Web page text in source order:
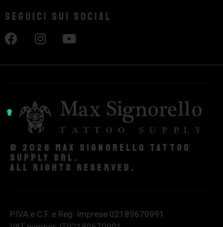
Seguici sui social
© 2026 Max Signorello Tattoo
supply srl.
All rights reserved.
P.IVA e C.F. e Reg. Imprese 02189670991